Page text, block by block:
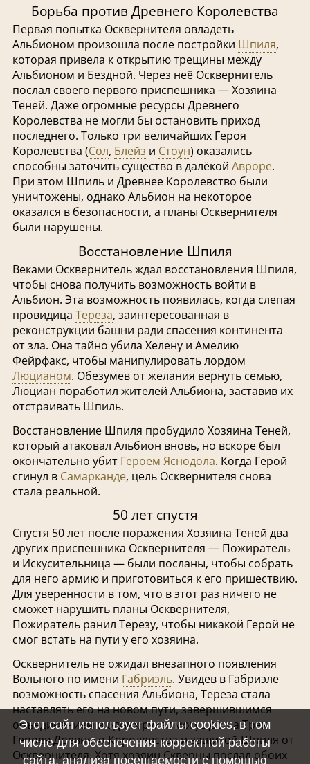
Борьба против Древнего Королевства
Первая попытка Осквернителя овладеть
Альбионом произошла после постройки Шпиля,
которая привела к открытию трещины между
Альбионом и Бездной. Через неё Осквернитель
послал своего первого приспешника — Хозяина
Теней. Даже огромные ресурсы Древнего
Королевства не могли бы остановить приход
последнего. Только три величайших Героя
Королевства (Сол, Блейз и Стоун) оказались
способны заточить существо в далёкой Авроре.
При этом Шпиль и Древнее Королевство были
уничтожены, однако Альбион на некоторое
оказался в безопасности, а планы Осквернителя
были нарушены.
Восстановление Шпиля
Веками Осквернитель ждал восстановления Шпиля,
чтобы снова получить возможность войти в
Альбион. Эта возможность появилась, когда слепая
провидица Тереза, заинтересованная в
реконструкции башни ради спасения континента
от зла. Она тайно убила Хелену и Амелию
Фейрфакс, чтобы манипулировать лордом
Люцианом. Обезумев от желания вернуть семью,
Люциан поработил жителей Альбиона, заставив их
отстраивать Шпиль.
Восстановление Шпиля пробудило Хозяина Теней,
который атаковал Альбион вновь, но вскоре был
окончательно убит Героем Яснодола. Когда Герой
сгинул в Самарканде, цель Осквернителя снова
стала реальной.
50 лет спустя
Спустя 50 лет после поражения Хозяина Теней два
других приспешника Осквернителя — Пожиратель
и Искусительница — были посланы, чтобы собрать
для него армию и приготовиться к его пришествию.
Для уверенности в том, что в этот раз ничего не
сможет нарушить планы Осквернителя,
Пожиратель ранил Терезу, чтобы никакой Герой не
смог встать на пути у его хозяина.
Осквернитель не ожидал внезапного появления
Вольного по имени Габриэль. Увидев в Габриэле
возможность спасения Альбиона, Тереза стала
наставлять его на новом пути, завершившимся
объединением в одних руках могущества Трех
Героев Древнего Королевства и защитой Шпиля от
Осквернителя. Хотя хозяин Скверны послал обоих
Этот сайт использует файлы cookies, в том
числе для обеспечения корректной работы
сайта, анализа посещаемости с помощью